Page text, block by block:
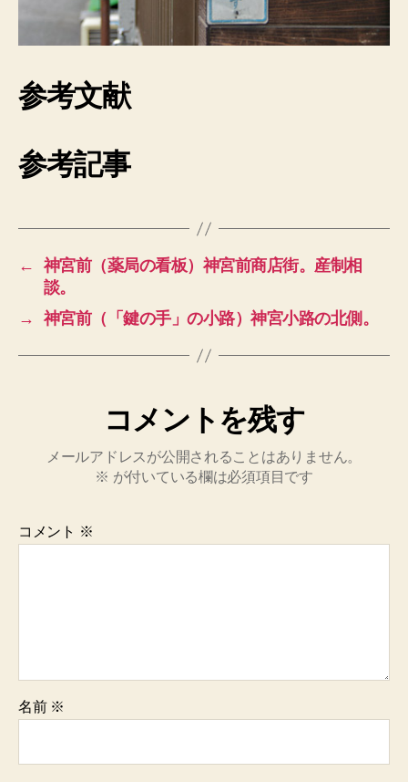
参考文献
参考記事
←
神宮前（薬局の看板）神宮前商店街。産制相
談。
→
神宮前（「鍵の手」の小路）神宮小路の北側。
コメントを残す
メールアドレスが公開されることはありません。
※ が付いている欄は必須項目です
コメント ※
名前 ※